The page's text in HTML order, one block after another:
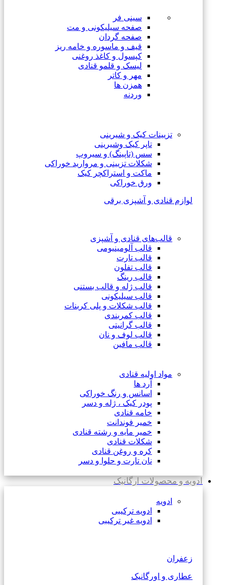
سینی فر
صفحه سیلیکونی و مت
صفحه گردان
قیف و ماسوره و خامه ریز
کپسول و کاغذ روغنی
لیسک و قلمو قنادی
مهر و کاتر
همزن ها
وردنه
تزیینات کیک و شیرینی
تاپر کیک وشیرینی
سس (تاپینگ) و سیروپ
شکلات تزیینی و مروارید خوراکی
ماکت و استراکچر کیک
ورق خوراکی
لوازم قنادی و آشپزی برقی
قالب‌های قنادی و آشپزی
قالب آلومینیومی
قالب تارت
قالب تفلون
قالب رینگ
قالب ژله و قالب بستنی
قالب سیلیکونی
قالب شکلات و پلی کربنات
قالب کمربندی
قالب گرانیتی
قالب لوف و نان
قالب مافین
مواد اولیه قنادی
آرد ها
اسانس و رنگ خوراکی
پودر کیک ، ژله و دسر
خامه قنادی
خمیر فوندانت
خمیر مایه و رشته قنادی
شکلات قنادی
کره و روغن قنادی
نان تارت و حلوا و دسر
ادویه و محصولات ارگانیک
ادویه
ادویه ترکیبی
ادویه غیر ترکیبی
زعفران
عطاری و اورگانیک